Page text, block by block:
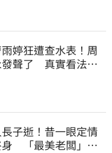
婷狂遭查水表！周
發聲了 真實看法曝
子逝！昔一眼定情
身 「最美老闆」手